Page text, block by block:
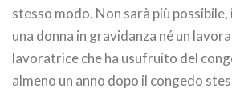
stesso modo. Non sarà più
una donna in gravidanza né un
lavoratrice che ha usufruito del
almeno un anno dopo il congedo